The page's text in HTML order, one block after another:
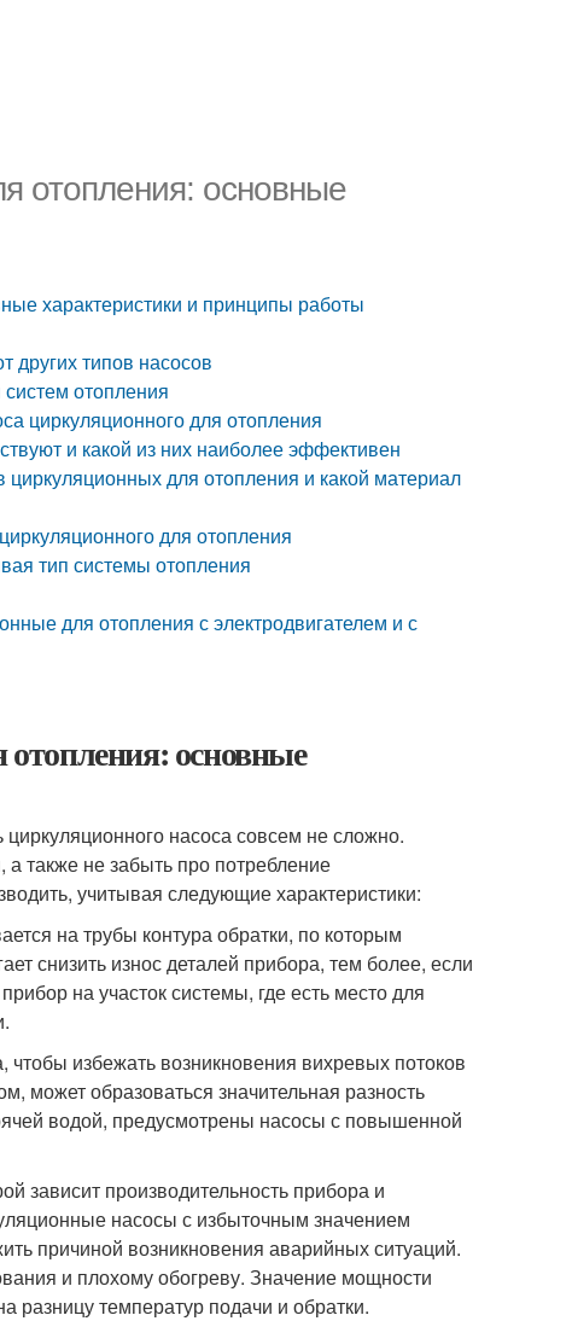
отопления: основные
характеристики и принципы работы
других типов насосов
отопления
циркуляционного для отопления
и какой из них наиболее эффективен
для отопления и какой материал
для отопления
тип системы отопления
для отопления с электродвигателем и с
основные
насоса совсем не сложно.
а также не забыть про потребление
учитывая следующие характеристики:
на трубы контура обратки, по которым
снизить износ деталей прибора, тем более, если
на участок системы, где есть место для
избежать возникновения вихревых потоков
может образоваться значительная разность
водой, предусмотрены насосы с повышенной
зависит производительность прибора и
насосы с избыточным значением
причиной возникновения аварийных ситуаций.
и плохому обогреву. Значение мощности
температур подачи и обратки.